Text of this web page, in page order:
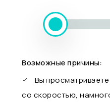
Возможные причины:
Вы
со скоростью,